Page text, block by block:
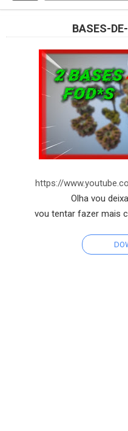
BASES-
https://
Olha vou deixar no
vou tentar fazer mais